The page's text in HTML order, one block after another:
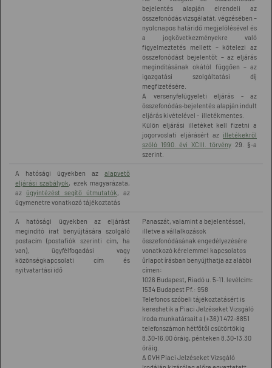
bejelentés alapján elrendeli az
összefonódás vizsgálatát, végzésében –
nyolcnapos határidő megjelölésével és
a jogkövetkezményekre való
figyelmeztetés mellett – kötelezi az
összefonódást bejelentőt – az eljárás
megindításának okától függően – az
igazgatási szolgáltatási díj
megfizetésére.
A versenyfelügyeleti eljárás - az
összefonódás-bejelentés alapján indult
eljárás kivételével - illetékmentes.
Külön eljárási illetéket kell fizetni a
jogorvoslati eljárásért az illetékekről
szóló 1990. évi XCIII. törvény 29. §-a
szerint.
A hatósági ügyekben az alapvető
eljárási szabályok, ezek magyarázata,
az ügyintézést segítő útmutatók, az
ügymenetre vonatkozó tájékoztatás
A hatósági ügyekben az eljárást
megindító irat benyújtására szolgáló
postacím (postafiók szerinti cím, ha
van), ügyfélfogadási vagy
közönségkapcsolati cím és
nyitvatartási idő
Panaszát, valamint a bejelentéssel,
illetve a vállalkozások
összefonódásának engedélyezésére
vonatkozó kérelemmel kapcsolatos
űrlapot írásban benyújthatja az alábbi
címen:
1026 Budapest, Riadó u. 5-11. levélcím:
1534 Budapest Pf.: 958
Telefonos szóbeli tájékoztatásért is
kereshetik a Piaci Jelzéseket Vizsgáló
Iroda munkatársait a (+36) 1 472-8851
telefonszámon hétfőtől csütörtökig
8.30-16.00 óráig, pénteken 8.30-13.30
óráig.
A GVH Piaci Jelzéseket Vizsgáló